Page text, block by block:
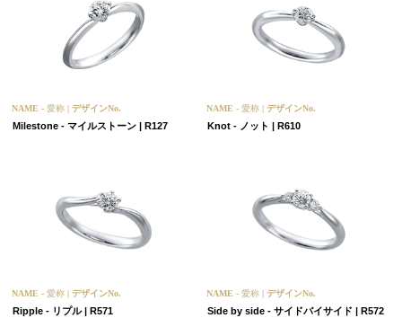
NAME -愛称 | デザインNo.
Milestone - マイルストーン | R127
NAME -愛称 | デザインNo.
Knot - ノット | R610
NAME -愛称 | デザインNo.
Ripple - リプル | R571
NAME -愛称 | デザインNo.
Side by side - サイドバイサイド | R572